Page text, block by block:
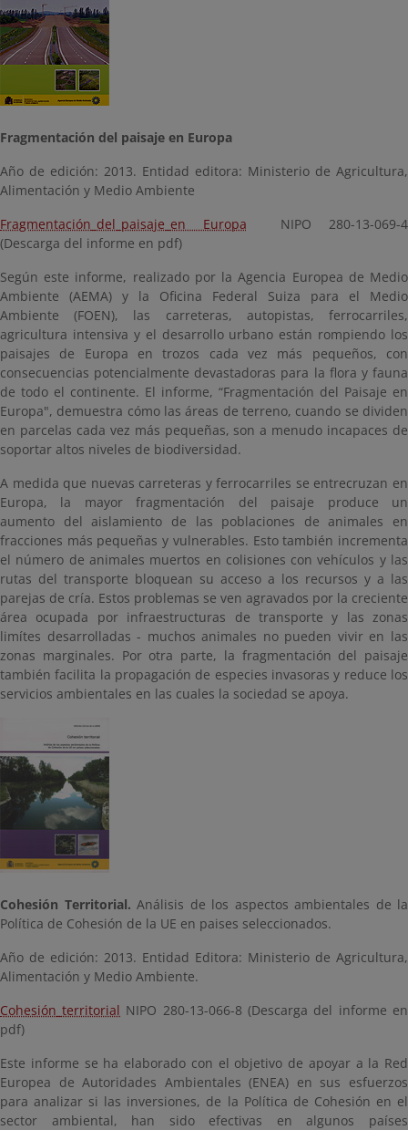
Fragmentación del paisaje en Europa
Año de edición: 2013. Entidad editora: Ministerio de Agricultura,
Alimentación y Medio Ambiente
Fragmentación_del_paisaje_en Europa NIPO 280-13-069-4
(Descarga del informe en pdf)
Según este informe, realizado por la Agencia Europea de Medio
Ambiente (AEMA) y la Oficina Federal Suiza para el Medio
Ambiente (FOEN), las carreteras, autopistas, ferrocarriles,
agricultura intensiva y el desarrollo urbano están rompiendo los
paisajes de Europa en trozos cada vez más pequeños, con
consecuencias potencialmente devastadoras para la flora y fauna
de todo el continente. El informe, “Fragmentación del Paisaje en
Europa", demuestra cómo las áreas de terreno, cuando se dividen
en parcelas cada vez más pequeñas, son a menudo incapaces de
soportar altos niveles de biodiversidad.
A medida que nuevas carreteras y ferrocarriles se entrecruzan en
Europa, la mayor fragmentación del paisaje produce un
aumento del aislamiento de las poblaciones de animales en
fracciones más pequeñas y vulnerables. Esto también incrementa
el número de animales muertos en colisiones con vehículos y las
rutas del transporte bloquean su acceso a los recursos y a las
parejas de cría. Estos problemas se ven agravados por la creciente
área ocupada por infraestructuras de transporte y las zonas
limítes desarrolladas - muchos animales no pueden vivir en las
zonas marginales. Por otra parte, la fragmentación del paisaje
también facilita la propagación de especies invasoras y reduce los
servicios ambientales en las cuales la sociedad se apoya.
Cohesión Territorial. Análisis de los aspectos ambientales de la
Política de Cohesión de la UE en paises seleccionados.
Año de edición: 2013. Entidad Editora: Ministerio de Agricultura,
Alimentación y Medio Ambiente.
Cohesión_territorial NIPO 280-13-066-8 (Descarga del informe en
pdf)
Este informe se ha elaborado con el objetivo de apoyar a la Red
Europea de Autoridades Ambientales (ENEA) en sus esfuerzos
para analizar si las inversiones, de la Política de Cohesión en el
sector ambiental, han sido efectivas en algunos países